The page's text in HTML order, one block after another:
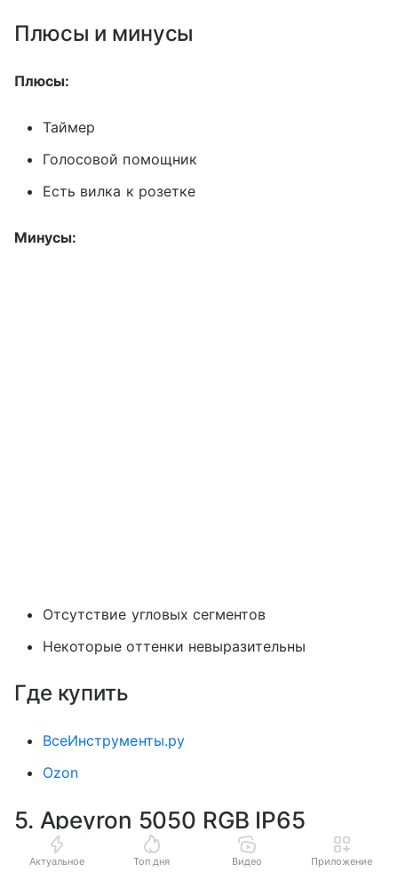
Плюсы и минусы
Плюсы:
Таймер
Голосовой помощник
Есть вилка к розетке
Минусы:
Отсутствие угловых сегментов
Некоторые оттенки невыразительны
Где купить
ВсеИнструменты.ру
Ozon
5. Apeyron 5050 RGB IP65
Актуальное Топ дня Видео Приложение